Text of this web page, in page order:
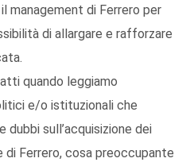
management di Ferrero per
di allargare e rafforzare
quando leggiamo
e/o istituzionali che
dubbi sull’acquisizione dei
Ferrero, cosa preoccupante